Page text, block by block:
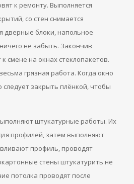
к ремонту. Выполняется
со стен снимается
дверные блоки, напольное
не забыть. Закончив
смене на окнах стеклопакетов.
грязная работа. Когда окно
следует закрыть плёнкой, чтобы
штукатурные работы. Их
профилей, затем выполняют
профиль, проводят
стены штукатурить не
потолка проводят после